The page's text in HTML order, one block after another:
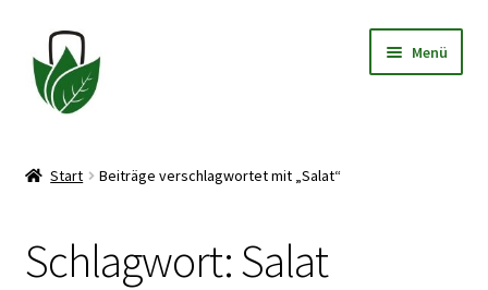
Zur
Navigation
springen
Zum
Inhalt
springen
Menü
Widerrufsbelehrung
Start Beiträge verschlagwortet mit „Salat“
Schlagwort:Salat